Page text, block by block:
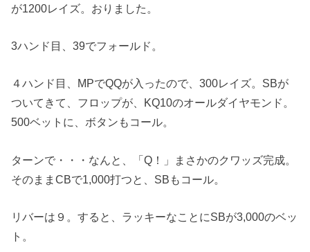
が1200レイズ。おりました。
3ハンド目、39でフォールド。
４ハンド目、MPでQQが入ったので、300レイズ。SBが
ついてきて、フロップが、KQ10のオールダイヤモンド。
500ベットに、ボタンもコール。
ターンで・・・なんと、「Q！」まさかのクワッズ完成。
そのままCBで1,000打つと、SBもコール。
リバーは９。すると、ラッキーなことにSBが3,000のベッ
ト。